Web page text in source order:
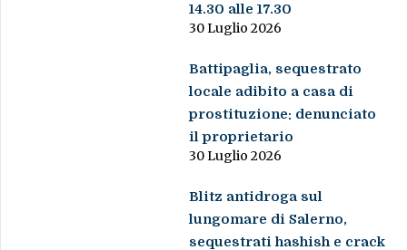
14.30 alle 17.30
30 Luglio 2026
Battipaglia, sequestrato
locale adibito a casa di
prostituzione: denunciato
il proprietario
30 Luglio 2026
Blitz antidroga sul
lungomare di Salerno,
sequestrati hashish e crack